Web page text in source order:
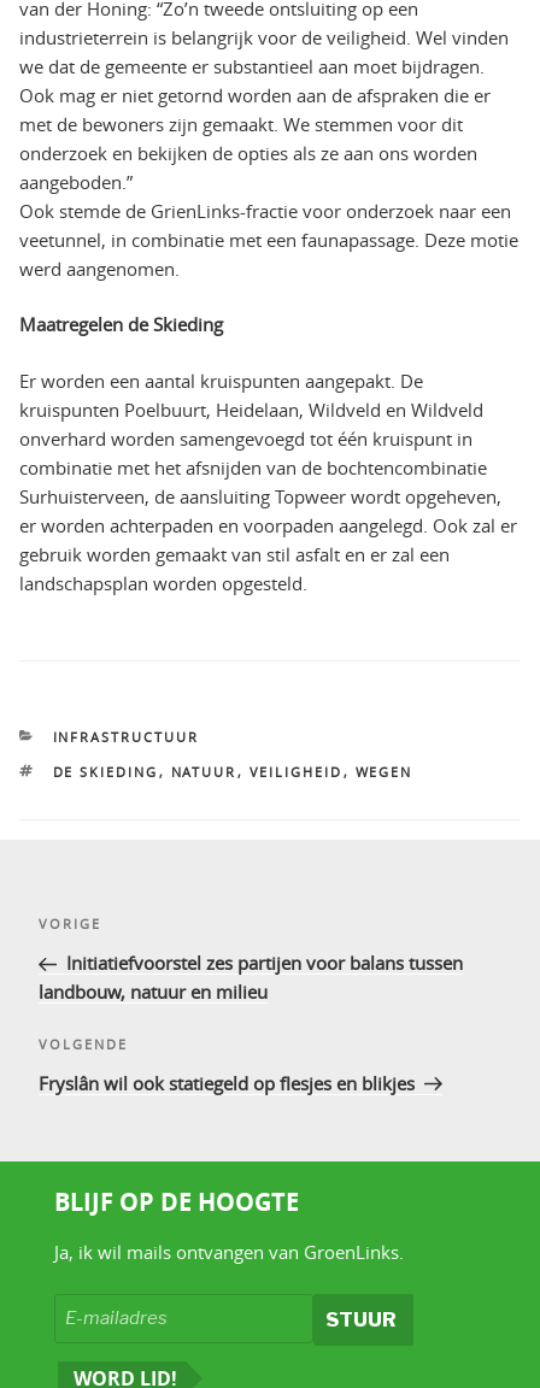
van der Honing: “Zo’n tweede ontsluiting op een
industrieterrein is belangrijk voor de veiligheid. Wel vinden
we dat de gemeente er substantieel aan moet bijdragen.
Ook mag er niet getornd worden aan de afspraken die er
met de bewoners zijn gemaakt. We stemmen voor dit
onderzoek en bekijken de opties als ze aan ons worden
aangeboden.”
Ook stemde de GrienLinks-fractie voor onderzoek naar een
veetunnel, in combinatie met een faunapassage. Deze motie
werd aangenomen.
Maatregelen de Skieding
Er worden een aantal kruispunten aangepakt. De
kruispunten Poelbuurt, Heidelaan, Wildveld en Wildveld
onverhard worden samengevoegd tot één kruispunt in
combinatie met het afsnijden van de bochtencombinatie
Surhuisterveen, de aansluiting Topweer wordt opgeheven,
er worden achterpaden en voorpaden aangelegd. Ook zal er
gebruik worden gemaakt van stil asfalt en er zal een
landschapsplan worden opgesteld.
CATEGORIEËN
INFRASTRUCTUUR
TAGS
DE SKIEDING , NATUUR , VEILIGHEID , WEGEN
Vorig
bericht
VORIGE
Initiatiefvoorstel zes partijen voor balans tussen
landbouw, natuur en milieu
Volgend
bericht
VOLGENDE
Fryslân wil ook statiegeld op flesjes en blikjes
BLIJF OP DE HOOGTE
Ja, ik wil mails ontvangen van GroenLinks.
WORD LID!